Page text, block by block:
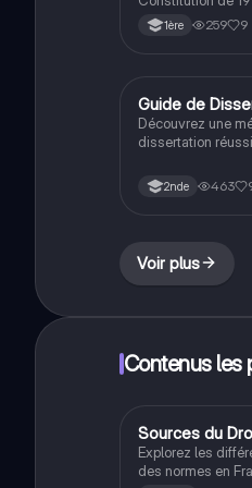
et l'impact du
aborde les rôles
1ère 259 9
Méthodo
Guide de
Découvrez une
dissertation
d'un plan
introduction
2nde 463
Voir plus
Contenus les
Filières pro
Sources du
Explorez les
des normes en